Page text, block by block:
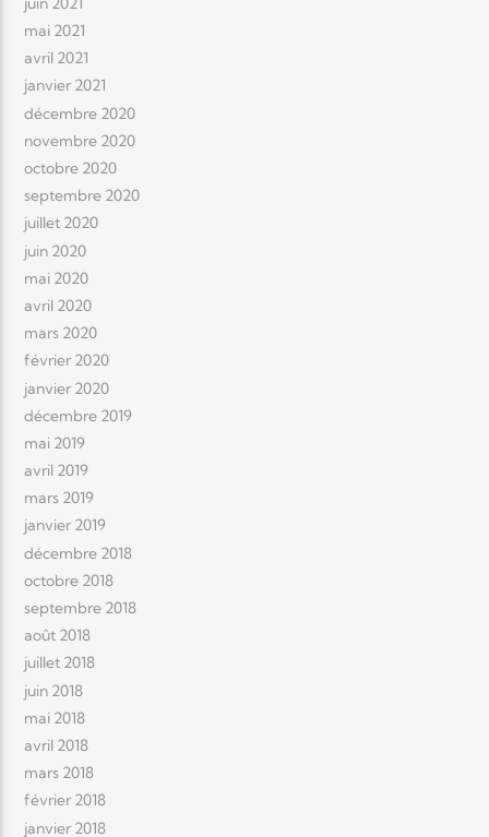
mai 2021
avril 2021
janvier 2021
décembre 2020
novembre 2020
octobre 2020
septembre 2020
juillet 2020
juin 2020
mai 2020
avril 2020
mars 2020
février 2020
janvier 2020
décembre 2019
mai 2019
avril 2019
mars 2019
janvier 2019
décembre 2018
octobre 2018
septembre 2018
août 2018
juillet 2018
juin 2018
mai 2018
avril 2018
mars 2018
février 2018
janvier 2018